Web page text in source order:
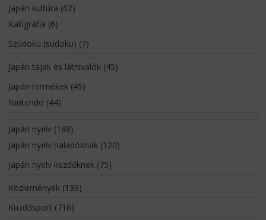
Japán kultúra (62)
Kalligráfia (6)
Szúdoku (sudoku) (7)
Japán tájak és látnivalók(45)
Japán termékek(45)
Nintendo (44)
Japán nyelv(188)
Japán nyelv haladóknak(120)
Japán nyelv kezdőknek(75)
Közlemények(139)
Küzdősport (716)